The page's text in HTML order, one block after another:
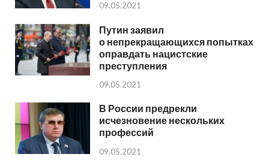
09.05.2021
Путин заявил
о непрекращающихся попытках
оправдать нацистские
преступления
09.05.2021
В России предрекли
исчезновение нескольких
профессий
09.05.2021